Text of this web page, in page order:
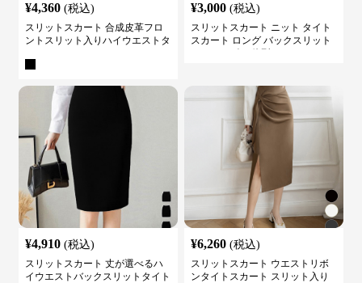
¥4,360 (税込)
スリットスカート 合成皮革フロ
ントスリット入りハイウエストタ
¥3,000 (税込)
スリットスカート ニット タイト
スカート ロング バックスリット
¥4,910 (税込)
スリットスカート 丈が選べるハ
イウエストバックスリットタイト
¥6,260 (税込)
スリットスカート ウエストリボ
ンタイトスカート スリット入り